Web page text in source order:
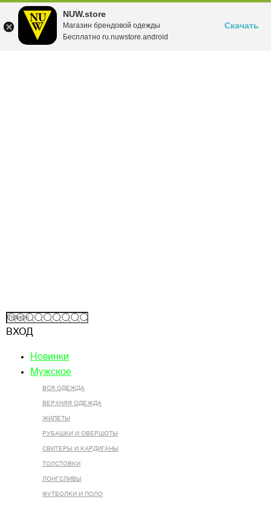
NUW.store
Магазин брендовой одежды
Бесплатно ru.nuwstore.android
Скачать
ВХОД
Новинки
Мужское
ВСЯ ОДЕЖДА
ВЕРХНЯЯ ОДЕЖДА
ЖИЛЕТЫ
РУБАШКИ И ОВЕРШОТЫ
СВИТЕРЫ И КАРДИГАНЫ
ТОЛСТОВКИ
ЛОНГСЛИВЫ
ФУТБОЛКИ И ПОЛО